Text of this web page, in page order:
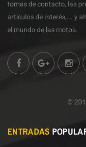
tomas de contacto, las
artículos de interés,... y
el mundo de las motos.
©
ENTRADAS